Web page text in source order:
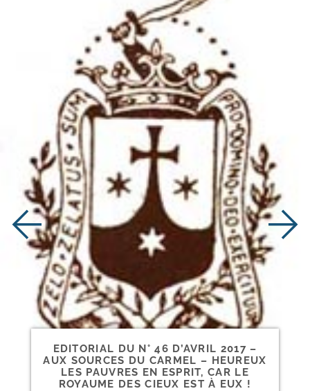
EDITORIAL DU N° 46 D’AVRIL 2017 –
AUX SOURCES DU CARMEL – HEUREUX
LES PAUVRES EN ESPRIT, CAR LE
ROYAUME DES CIEUX EST À EUX !